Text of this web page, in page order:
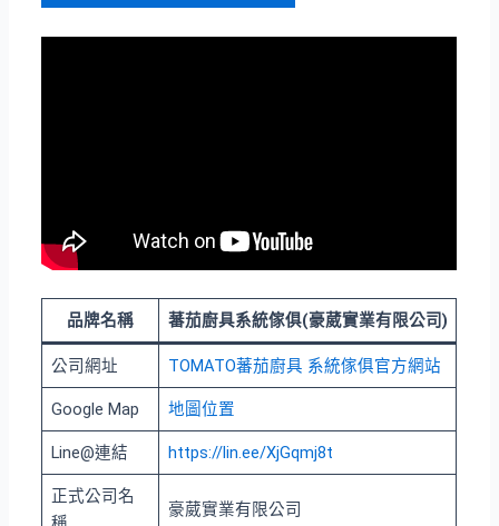
品牌名稱 蕃茄廚具系統傢俱(豪葳實業有限公司)
公司網址 TOMATO蕃茄廚具 系統傢俱官方網站
Google Map 地圖位置
Line@連結 https://lin.ee/XjGqmj8t
正式公司名
豪葳實業有限公司